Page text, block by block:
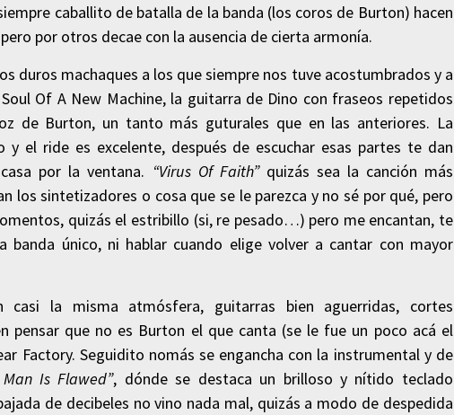
caballito de batalla de la banda (los coros de Burton) hacen
por otros decae con la ausencia de cierta armonía.
duros machaques a los que siempre nos tuve acostumbrados y a
Of A New Machine, la guitarra de Dino con fraseos repetidos
de Burton, un tanto más guturales que en las anteriores. La
el ride es excelente, después de escuchar esas partes te dan
por la ventana. “Virus Of Faith”quizás sea la canción más
los sintetizadores o cosa que se le parezca y no sé por qué, pero
quizás el estribillo (si, re pesado…) pero me encantan, te
único, ni hablar cuando elige volver a cantar con mayor
casi la misma atmósfera, guitarras bien aguerridas, cortes
pensar que no es Burton el que canta (se le fue un poco acá el
Factory. Seguidito nomás se engancha con la instrumental y de
Is Flawed”, dónde se destaca un brilloso y nítido teclado
de decibeles no vino nada mal, quizás a modo de despedida